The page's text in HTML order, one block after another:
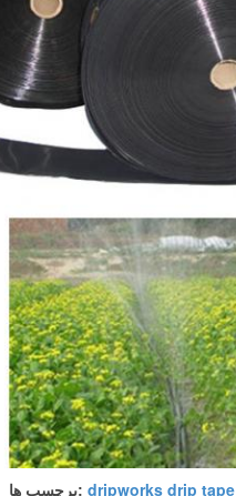
برچسب ها: dripworks drip tape